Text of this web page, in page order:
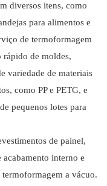
diversos itens, como
para alimentos e
de termoformagem
rápido de moldes,
variedade de materiais
como PP e PETG, e
pequenos lotes para
de painel,
acabamento interno e
a vácuo.